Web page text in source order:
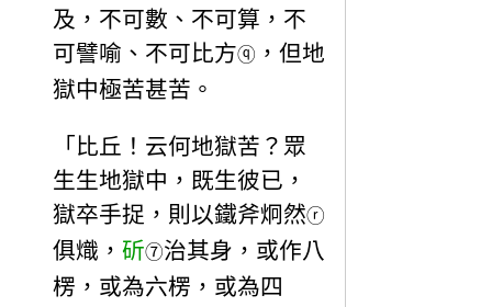
及，不可數、不可算，不
可譬喻、不可比方ⓠ ，但地
獄中極苦甚苦。
「比丘！云何地獄苦？眾
生生地獄中，既生彼已，
獄卒手捉，則以鐵斧炯然ⓡ
俱熾， 斫⑦治其身，或作八
楞，或為六楞，或為四